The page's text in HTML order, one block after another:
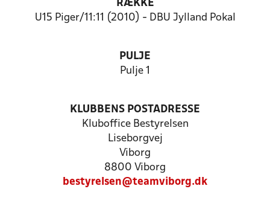
RÆKKE
U15 Piger/11:11 (2010) - DBU Jylland Pokal
PULJE
Pulje 1
KLUBBENS POSTADRESSE
Kluboffice Bestyrelsen
Liseborgvej
Viborg
8800 Viborg
bestyrelsen@teamviborg.dk